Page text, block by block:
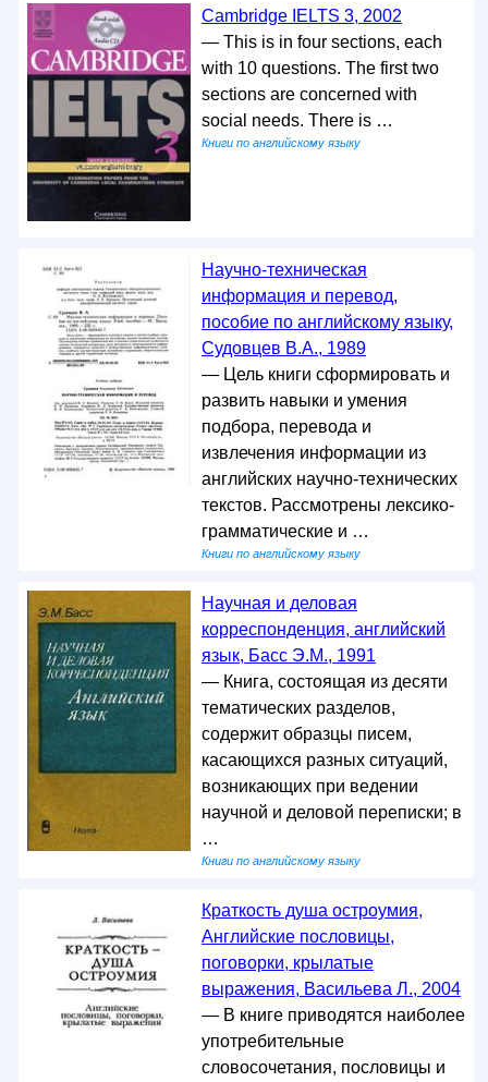
Cambridge IELTS 3, 2002
— This is in four sections, each
with 10 questions. The first two
sections are concerned with
social needs. There is …
Книги по английскому языку
Научно-техническая
информация и перевод,
пособие по английскому языку,
Судовцев В.А., 1989
— Цель книги сформировать и
развить навыки и умения
подбора, перевода и
извлечения информации из
английских научно-технических
текстов. Рассмотрены лексико-
грамматические и …
Книги по английскому языку
Научная и деловая
корреспонденция, английский
язык, Басс Э.М., 1991
— Книга, состоящая из десяти
тематических разделов,
содержит образцы писем,
касающихся разных ситуаций,
возникающих при ведении
научной и деловой переписки; в
…
Книги по английскому языку
Краткость душа остроумия,
Английские пословицы,
поговорки, крылатые
выражения, Васильева Л., 2004
— В книге приводятся наиболее
употребительные
словосочетания, пословицы и